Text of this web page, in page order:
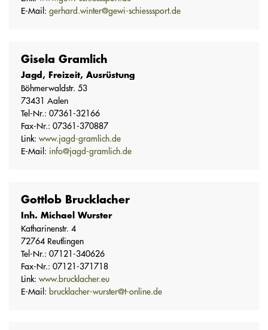
E-Mail: gerhard.winter@gewi-schiesssport.de
Gisela Gramlich
Jagd, Freizeit, Ausrüstung
Böhmerwaldstr. 53
73431 Aalen
Tel-Nr.: 07361-32166
Fax-Nr.: 07361-370887
Link: www.jagd-gramlich.de
E-Mail: info@jagd-gramlich.de
Gottlob Brucklacher
Inh. Michael Wurster
Katharinenstr. 4
72764 Reutlingen
Tel-Nr.: 07121-340626
Fax-Nr.: 07121-371718
Link: www.brucklacher.eu
E-Mail: brucklacher-wurster@t-online.de